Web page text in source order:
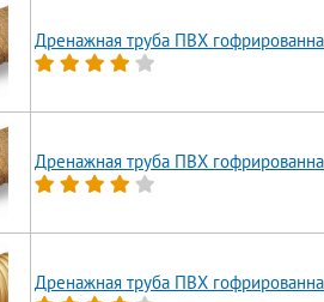
Дренажная труба ПВХ
Дренажная труба ПВХ
Дренажная труба ПВХ